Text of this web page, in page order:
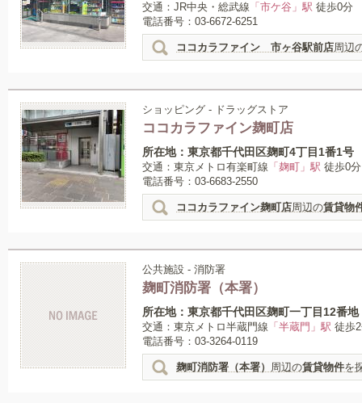
交通：JR中央・総武線 「市ケ谷」駅 徒歩0分
電話番号：03-6672-6251
ココカラファイン 市ヶ谷駅前店周辺
ショッピング - ドラッグストア
ココカラファイン麹町店
所在地：東京都千代田区麹町4丁目1番1
交通：東京メトロ有楽町線 「麹町」駅 徒歩0分
電話番号：03-6683-2550
ココカラファイン麹町店周辺の賃貸物
公共施設 - 消防署
麹町消防署（本署）
所在地：東京都千代田区麹町一丁目12番地
交通：東京メトロ半蔵門線 「半蔵門」駅 徒歩
電話番号：03-3264-0119
麹町消防署（本署） 周辺の賃貸物件を